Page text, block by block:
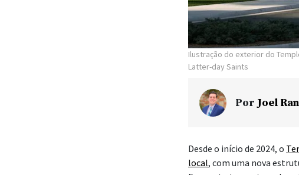
Ilustração do exterior do
Latter-day Saints
Por Joel
Desde o início de 2024, o
local, com uma nova